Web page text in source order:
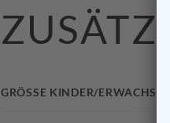
GRÖSSE KINDER/ERWACHSENE